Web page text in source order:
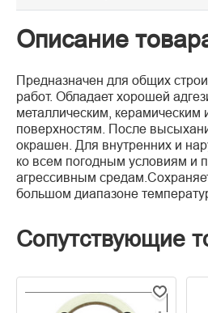
Описание
Предназначен для общих
работ. Обладает хорошей
металлическим,
поверхностям. После
окрашен. Для внутренних и
ко всем погодным условиям и
агрессивным
большом диапазоне
Сопутствующие